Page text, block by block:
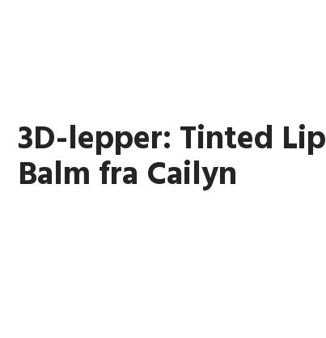
3D-lepper: Tinted Lip
Balm fra Cailyn